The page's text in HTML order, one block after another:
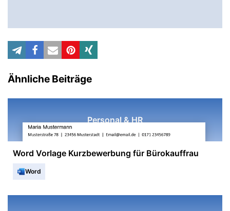
Ähnliche Beiträge
Personal & HR
Word Vorlage Kurzbewerbung für Bürokauffrau
Word